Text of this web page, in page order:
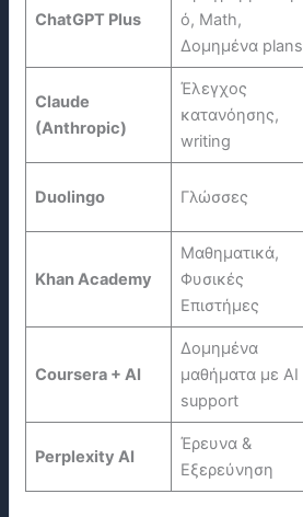
ChatGPT Plus
ό, Math,
Δομημένα plans
Claude
(Anthropic)
Έλεγχος
κατανόησης,
writing
Duolingo Γλώσσες
Khan Academy
Μαθηματικά,
Φυσικές
Επιστήμες
Coursera + AI
Δομημένα
μαθήματα με AI
support
Perplexity AI
Έρευνα &
Εξερεύνηση